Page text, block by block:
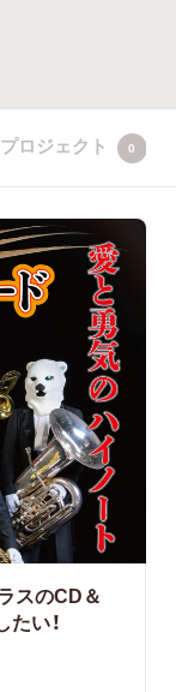
ロジェクト 0
スのCD＆
い！